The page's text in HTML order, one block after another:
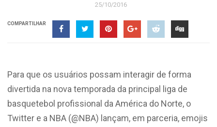
25/10/2016
COMPARTILHAR
Para que os usuários possam interagir de forma
divertida na nova temporada da principal liga de
basquetebol profissional da América do Norte, o
Twitter e a NBA (@NBA) lançam, em parceria, emojis